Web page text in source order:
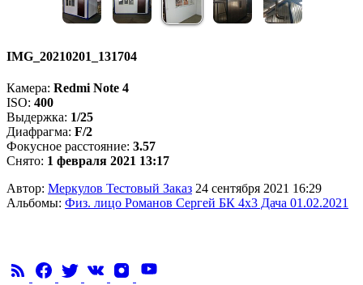
IMG_20210201_131704
Камера: Redmi Note 4
ISO: 400
Выдержка: 1/25
Диафрагма: F/2
Фокусное расстояние: 3.57
Снято: 1 февраля 2021 13:17
Автор: Меркулов Тестовый Заказ 24 сентября 2021 16:29
Альбомы: Физ. лицо Романов Сергей БК 4х3 Дача 01.02.2021